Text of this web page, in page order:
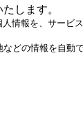
します。
情報を、サー
の情報を自動